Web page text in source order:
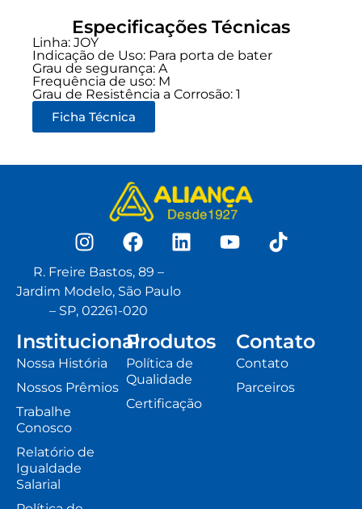
Especificações Técnicas
Linha: JOY
Indicação de Uso: Para porta de bater
Grau de segurança: A
Frequência de uso: M
Grau de Resistência a Corrosão: 1
Ficha Técnica
R. Freire Bastos, 89 –
Jardim Modelo, São Paulo
– SP, 02261-020
Institucional
Nossa História
Nossos Prêmios
Trabalhe
Conosco
Relatório de
Igualdade
Salarial
Produtos
Política de
Qualidade
Certificação
Contato
Contato
Parceiros